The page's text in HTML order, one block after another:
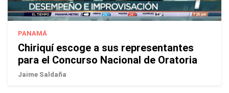
PANAMÁ
Chiriquí escoge a sus representantes
para el Concurso Nacional de Oratoria
Jaime Saldaña